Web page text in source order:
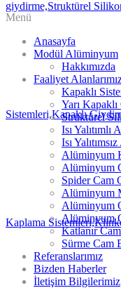
Menü
Anasayfa
Modül Alüminyum
Hakkımızda
Faaliyet
Kapaklı
Yarı
Strüktürel
Isı
Isı
Alüminyum
Alüminyum
Spider Cam
Alüminyum
Alüminyum
Alüminyum
Katlanır
Sürme Cam
Referanslarımız
Bizden Haberler
İletişim Bilgilerimiz